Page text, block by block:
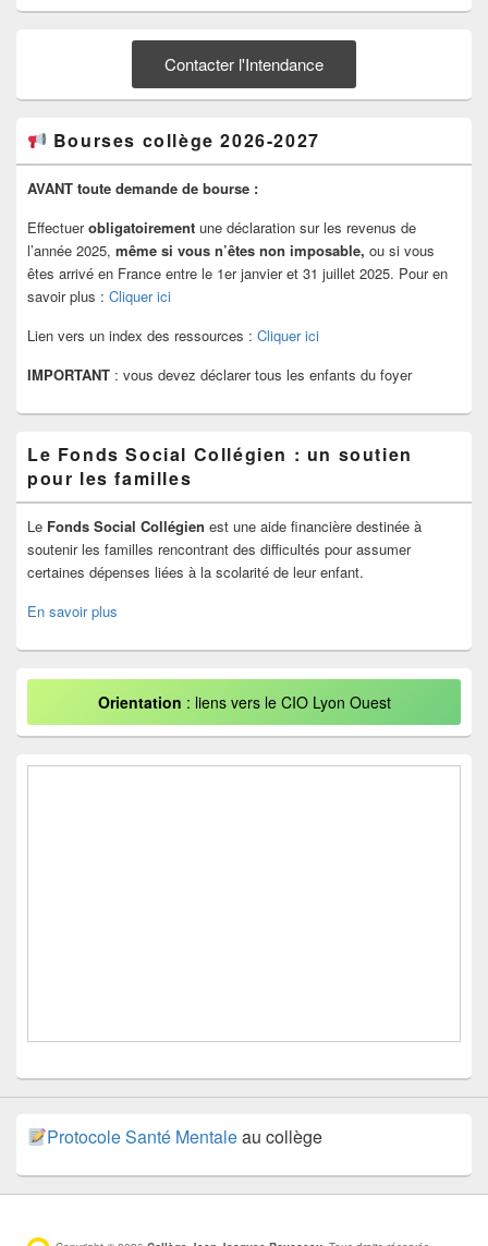
Contacter l'Intendance
Bourses collège 2026-2027
AVANT toute demande de bourse :
Effectuerobligatoirement une déclaration sur les revenus de
l’année 2025, même si vous n’êtes non imposable, ou si vous
êtes arrivé en France entre le 1er janvier et 31 juillet 2025. Pour en
savoir plus : Cliquer ici
Lien vers un index des ressources : Cliquer ici
IMPORTANT : vous devez déclarer tous les enfants du foyer
Le Fonds Social Collégien : un soutien
pour les familles
Le Fonds Social Collégien est une aide financière destinée à
soutenir les familles rencontrant des difficultés pour assumer
certaines dépenses liées à la scolarité de leur enfant.
En savoir plus
Orientation : liens vers le CIO Lyon Ouest
Protocole Santé Mentaleau collège